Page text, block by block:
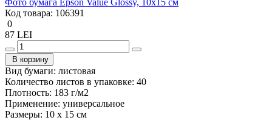
Код товара: 106391
0
87 LEI
В корзину
Вид бумаги: листовая
Количество листов в упаковке: 40
Плотность: 183 г/м2
Применение: универсальное
Размеры: 10 x 15 см